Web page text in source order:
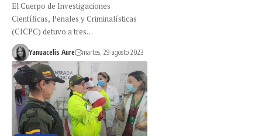
El Cuerpo de Investigaciones
Científicas, Penales y Criminalísticas
(CICPC) detuvo a tres…
Yanuacelis Aure martes, 29 agosto 2023